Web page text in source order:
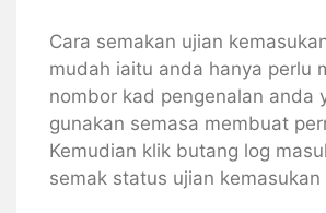
Cara semakan ujian
mudah iaitu anda hanya perlu
nombor kad pengenalan anda
gunakan semasa membuat
Kemudian klik butang log
semak status ujian kemasukan